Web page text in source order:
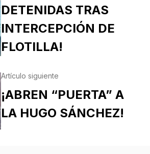
DETENIDAS TRAS
INTERCEPCIÓN DE
FLOTILLA!
Artículo siguiente
¡ABREN “PUERTA” A
LA HUGO SÁNCHEZ!